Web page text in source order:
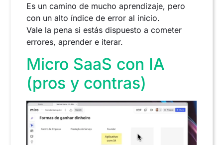
Es un camino de mucho aprendizaje, pero
con un alto índice de error al inicio.
Vale la pena si estás dispuesto a cometer
errores, aprender e iterar.
Micro SaaS con IA
(pros y contras)